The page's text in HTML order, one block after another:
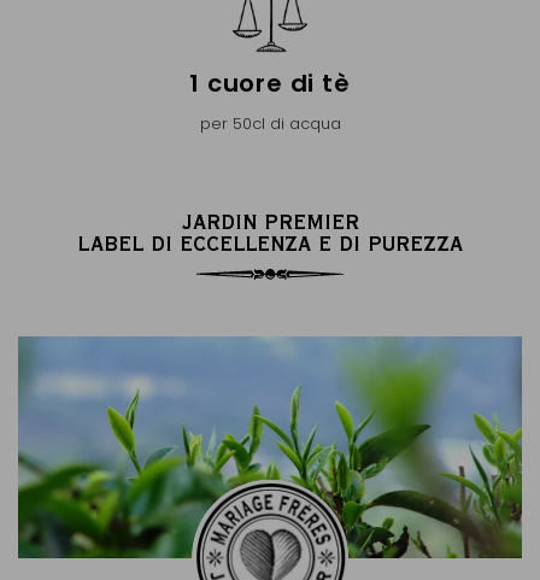
1 cuore di tè
per 50cl di acqua
JARDIN PREMIER
LABEL DI ECCELLENZA E DI PUREZZA